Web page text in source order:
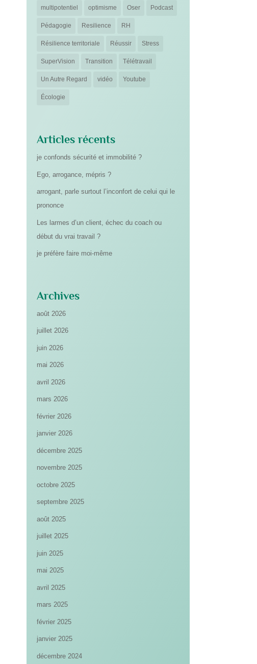
multipotentiel optimisme Oser Podcast
Pédagogie Resilience RH
Résilience territoriale Réussir Stress
SuperVision Transition Télétravail
Un Autre Regard vidéo Youtube
Écologie
Articles récents
je confonds sécurité et immobilité ?
Ego, arrogance, mépris ?
arrogant, parle surtout l’inconfort de celui qui le
prononce
Les larmes d’un client, échec du coach ou
début du vrai travail ?
je préfère faire moi-même
Archives
août 2026
juillet 2026
juin 2026
mai 2026
avril 2026
mars 2026
février 2026
janvier 2026
décembre 2025
novembre 2025
octobre 2025
septembre 2025
août 2025
juillet 2025
juin 2025
mai 2025
avril 2025
mars 2025
février 2025
janvier 2025
décembre 2024